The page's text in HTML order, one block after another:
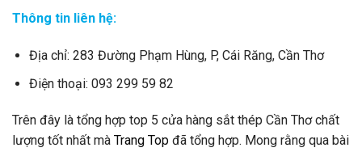
Thông tin liên hệ:
Địa chỉ: 283 Đường Phạm Hùng, P, Cái Răng, Cần Thơ
Điện thoại: 093 299 59 82
Trên đây là tổng hợp top 5 cửa hàng sắt thép Cần Thơ chất
lượng tốt nhất mà Trang Top đã tổng hợp. Mong rằng qua bài